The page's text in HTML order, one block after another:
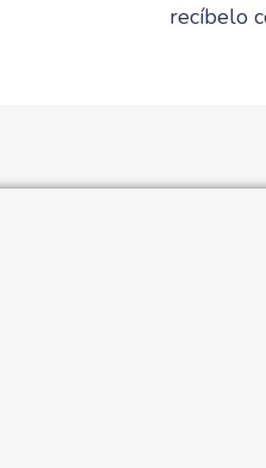
recíbelo